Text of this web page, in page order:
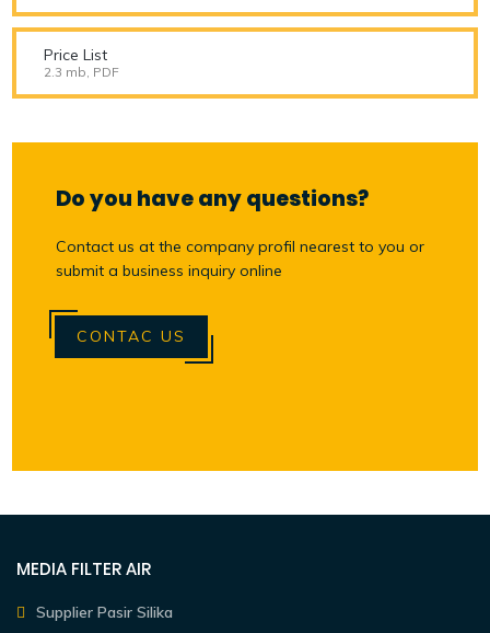
Price List
2.3 mb, PDF
Do you have any questions?
Contact us at the company profil nearest to you or
submit a business inquiry online
CONTAC US
MEDIA FILTER AIR
Supplier Pasir Silika